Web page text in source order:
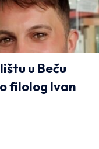
u Beču
filolog Ivan